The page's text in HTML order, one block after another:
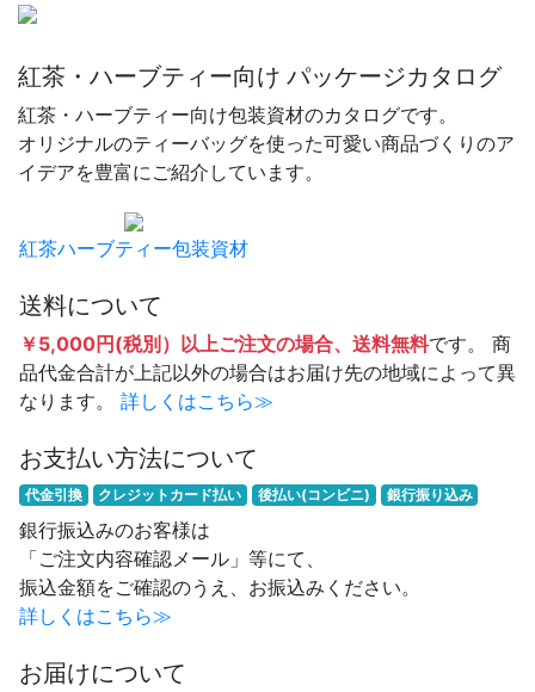
紅茶・ハーブティー向け パッケージカタログ
紅茶・ハーブティー向け包装資材のカタログです。
オリジナルのティーバッグを使った可愛い商品づくりのア
イデアを豊富にご紹介しています。
紅茶ハーブティー包装資材
送料について
￥5,000円(税別）以上ご注文の場合、送料無料です。 商
品代金合計が上記以外の場合はお届け先の地域によって異
なります。
詳しくはこちら≫
お支払い方法について
代金引換 クレジットカード払い 後払い(コンビニ) 銀行振り込み
銀行振込みのお客様は
「ご注文内容確認メール」等にて、
振込金額をご確認のうえ、お振込みください。
詳しくはこちら≫
お届けについて